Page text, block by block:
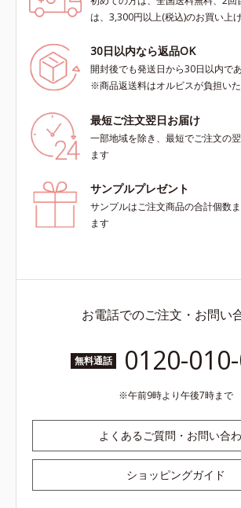
は、3,300円以上(税込)のお買い上
30日以内なら返品OK
開封後でも発送日から30日以内で
※商品返送料はオルビスが負担い
最短ご注文翌日お届け
一部地域を除き、最短でご注文の
ます
サンプルプレゼント
サンプルはご注文商品の合計個数
ます
お電話でのご注文・お問い
無料通話 0120-
午前9時より午後7時まで
よくあるご質問・お問い合
ショッピングガイド